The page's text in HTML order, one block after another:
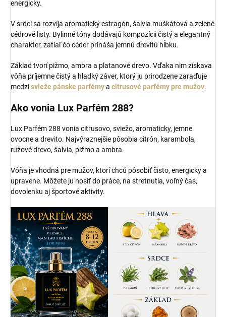
energicky.
V srdci sa rozvíja aromatický estragón, šalvia muškátová a zelené
cédrové listy. Bylinné tóny dodávajú kompozícii čistý a elegantný
charakter, zatiaľ čo céder prináša jemnú drevitú hĺbku.
Základ tvorí pižmo, ambra a platanové drevo. Vďaka nim získava
vôňa príjemne čistý a hladký záver, ktorý ju prirodzene zaraďuje
medzisvieže pánske parfémya citrusové parfémy pre mužov.
Ako vonia Lux Parfém 288?
Lux Parfém 288 vonia citrusovo, sviežo, aromaticky, jemne
ovocne a drevito. Najvýraznejšie pôsobia citrón, karambola,
ružové drevo, šalvia, pižmo a ambra.
Vôňa je vhodná pre mužov, ktorí chcú pôsobiť čisto, energicky a
upravene. Môžete ju nosiť do práce, na stretnutia, voľný čas,
dovolenku aj športové aktivity.